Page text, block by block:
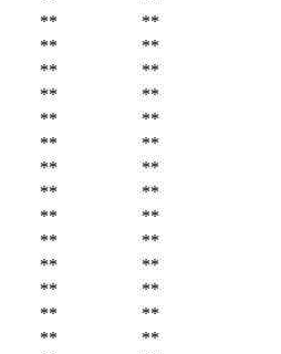
**
**
**
**
**
**
**
**
**
**
**
**
**
**
**
**
**
**
**
**
**
**
**
**
**
**
**
**